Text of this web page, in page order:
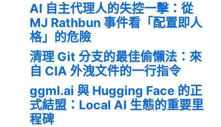
AI 自主代理人的失控一擊：從
MJ Rathbun 事件看「配置即人
格」的危險
清理 Git 分支的最佳偷懶法：來
自 CIA 外洩文件的一行指令
ggml.ai 與 Hugging Face 的正
式結盟：Local AI 生態的重要里
程碑